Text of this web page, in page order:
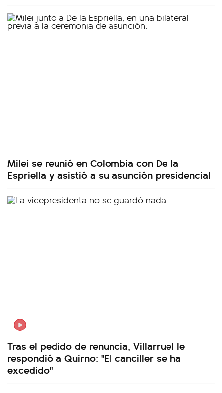
Milei se reunió en Colombia con De la
Espriella y asistió a su asunción presidencial
Tras el pedido de renuncia, Villarruel le
respondió a Quirno: "El canciller se ha
excedido"